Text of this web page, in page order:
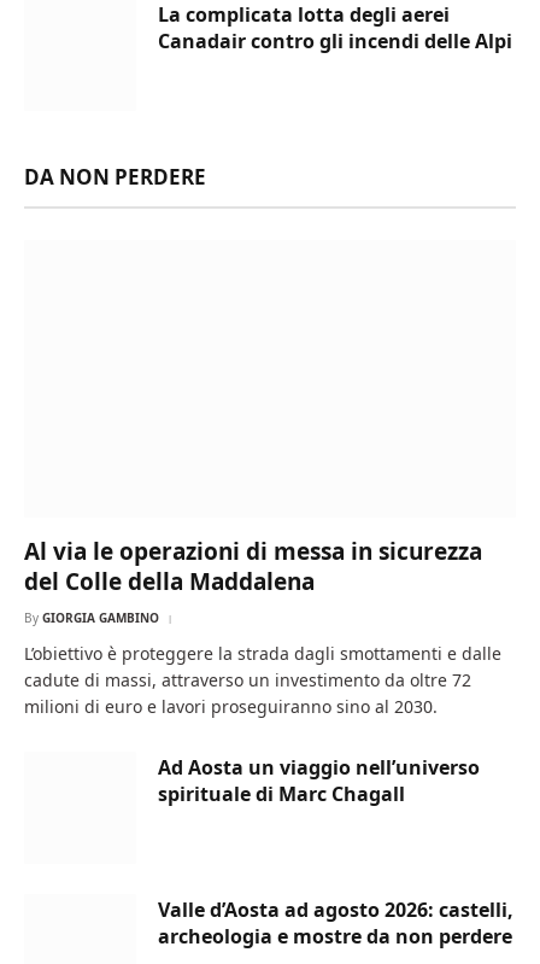
La complicata lotta degli aerei
Canadair contro gli incendi delle Alpi
DA NON PERDERE
Al via le operazioni di messa in sicurezza
del Colle della Maddalena
By GIORGIA GAMBINO
L’obiettivo è proteggere la strada dagli smottamenti e dalle
cadute di massi, attraverso un investimento da oltre 72
milioni di euro e lavori proseguiranno sino al 2030.
Ad Aosta un viaggio nell’universo
spirituale di Marc Chagall
Valle d’Aosta ad agosto 2026: castelli,
archeologia e mostre da non perdere